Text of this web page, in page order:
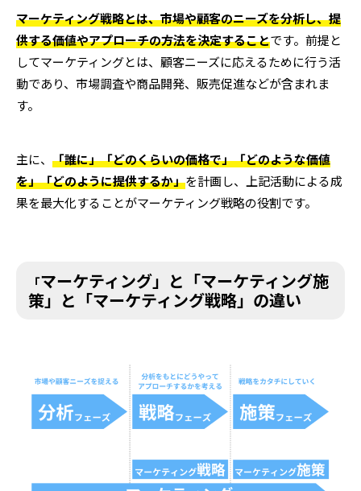
マーケティング戦略とは、市場や顧客のニーズを分析し、提
供する価値やアプローチの方法を決定することです。前提と
してマーケティングとは、顧客ニーズに応えるために行う活
動であり、市場調査や商品開発、販売促進などが含まれま
す。
主に、 「誰に」「どのくらいの価格で」「どのような価値
を」「どのように提供するか」を計画し、上記活動による成
果を最大化することがマーケティング戦略の役割です。
「マーケティング」と「マーケティング施
策」と「マーケティング戦略」の違い